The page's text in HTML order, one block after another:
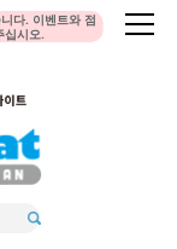
다. 이벤트와 점
십시오.